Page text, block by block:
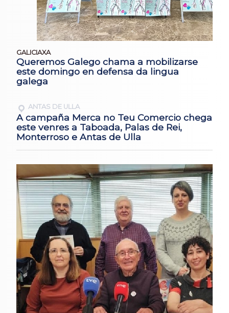
GALICIAXA
Queremos Galego chama a mobilizarse
este domingo en defensa da lingua
galega
ANTAS DE ULLA
A campaña Merca no Teu Comercio chega
este venres a Taboada, Palas de Rei,
Monterroso e Antas de Ulla